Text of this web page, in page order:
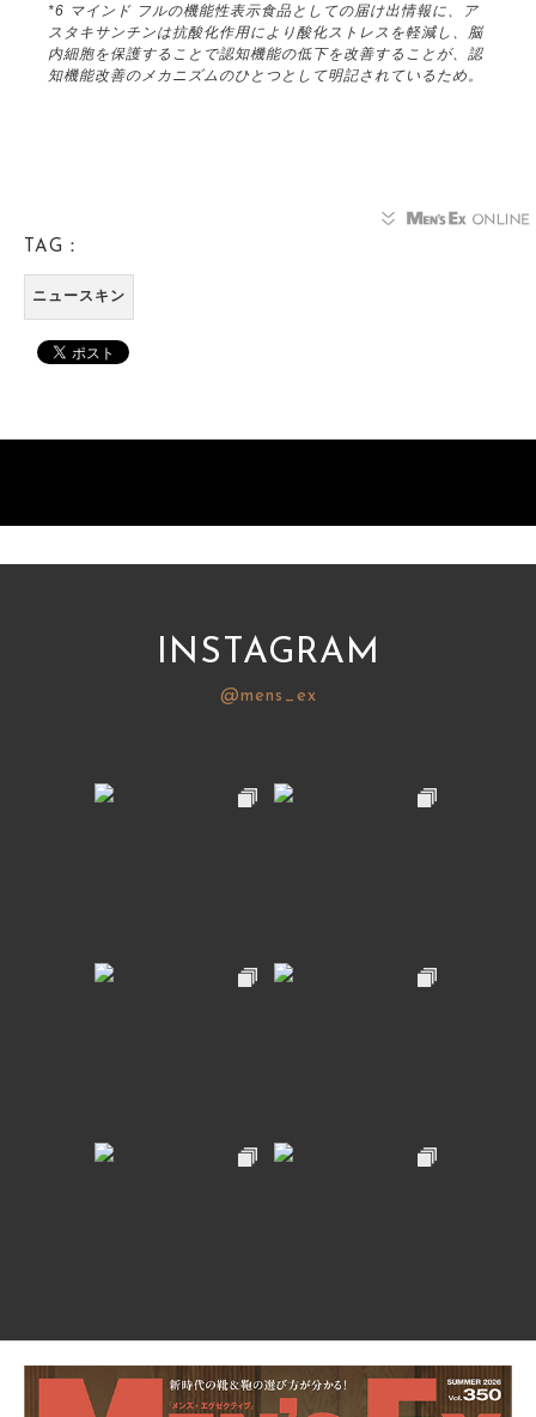
*6 マインド フルの機能性表示食品としての届け出情報に、ア
スタキサンチンは抗酸化作用により酸化ストレスを軽減し、脳
内細胞を保護することで認知機能の低下を改善することが、認
知機能改善のメカニズムのひとつとして明記されているため。
TAG：
ニュースキン
INSTAGRAM
@mens_ex